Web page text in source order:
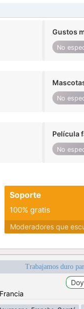
Gustos
No
No
Película
No
Soporte
100% gratis
Moderadores que
Trabajamos duro